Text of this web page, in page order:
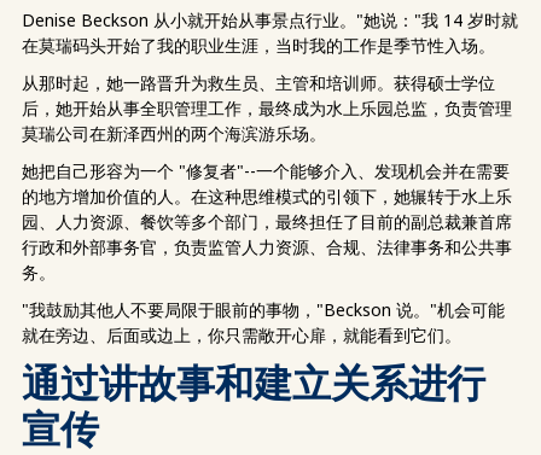
Denise Beckson 从小就开始从事景点行业。"她说："我 14 岁时就
在莫瑞码头开始了我的职业生涯，当时我的工作是季节性入场。
从那时起，她一路晋升为救生员、主管和培训师。获得硕士学位
后，她开始从事全职管理工作，最终成为水上乐园总监，负责管理
莫瑞公司在新泽西州的两个海滨游乐场。
她把自己形容为一个 "修复者"--一个能够介入、发现机会并在需要
的地方增加价值的人。在这种思维模式的引领下，她辗转于水上乐
园、人力资源、餐饮等多个部门，最终担任了目前的副总裁兼首席
行政和外部事务官，负责监管人力资源、合规、法律事务和公共事
务。
"我鼓励其他人不要局限于眼前的事物，"Beckson 说。"机会可能
就在旁边、后面或边上，你只需敞开心扉，就能看到它们。
通过讲故事和建立关系进行
宣传